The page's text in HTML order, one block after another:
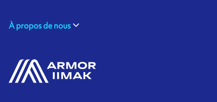
À propos de nous